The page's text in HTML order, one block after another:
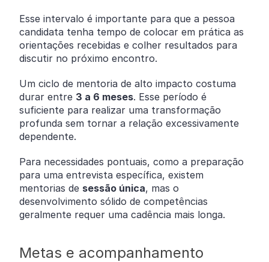
Esse intervalo é importante para que a pessoa
candidata tenha tempo de colocar em prática as
orientações recebidas e colher resultados para
discutir no próximo encontro.
Um ciclo de mentoria de alto impacto costuma
durar entre 3 a 6 meses. Esse período é
suficiente para realizar uma transformação
profunda sem tornar a relação excessivamente
dependente.
Para necessidades pontuais, como a preparação
para uma entrevista específica, existem
mentorias de sessão única, mas o
desenvolvimento sólido de competências
geralmente requer uma cadência mais longa.
Metas e acompanhamento